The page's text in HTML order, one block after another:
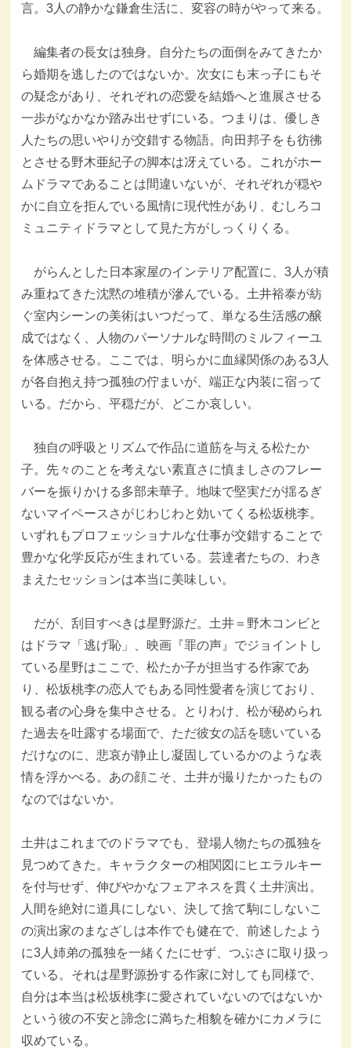
言。3人の静かな鎌倉生活に、変容の時がやって来る。
編集者の長女は独身。自分たちの面倒をみてきたか
ら婚期を逃したのではないか。次女にも末っ子にもそ
の疑念があり、それぞれの恋愛を結婚へと進展させる
一歩がなかなか踏み出せずにいる。つまりは、優しき
人たちの思いやりが交錯する物語。向田邦子をも彷彿
とさせる野木亜紀子の脚本は冴えている。これがホー
ムドラマであることは間違いないが、それぞれが穏や
かに自立を拒んでいる風情に現代性があり、むしろコ
ミュニティドラマとして見た方がしっくりくる。
がらんとした日本家屋のインテリア配置に、3人が積
み重ねてきた沈黙の堆積が滲んでいる。土井裕泰が紡
ぐ室内シーンの美術はいつだって、単なる生活感の醸
成ではなく、人物のパーソナルな時間のミルフィーユ
を体感させる。ここでは、明らかに血縁関係のある3人
が各自抱え持つ孤独の佇まいが、端正な内装に宿って
いる。だから、平穏だが、どこか哀しい。
独自の呼吸とリズムで作品に道筋を与える松たか
子。先々のことを考えない素直さに慎ましさのフレー
バーを振りかける多部未華子。地味で堅実だが揺るぎ
ないマイペースさがじわじわと効いてくる松坂桃李。
いずれもプロフェッショナルな仕事が交錯することで
豊かな化学反応が生まれている。芸達者たちの、わき
まえたセッションは本当に美味しい。
だが、刮目すべきは星野源だ。土井＝野木コンビと
はドラマ「逃げ恥」、映画『罪の声』でジョイントし
ている星野はここで、松たか子が担当する作家であ
り、松坂桃李の恋人でもある同性愛者を演じており、
観る者の心身を集中させる。とりわけ、松が秘められ
た過去を吐露する場面で、ただ彼女の話を聴いている
だけなのに、悲哀が静止し凝固しているかのような表
情を浮かべる。あの顔こそ、土井が撮りたかったもの
なのではないか。
土井はこれまでのドラマでも、登場人物たちの孤独を
見つめてきた。キャラクターの相関図にヒエラルキー
を付与せず、伸びやかなフェアネスを貫く土井演出。
人間を絶対に道具にしない、決して捨て駒にしないこ
の演出家のまなざしは本作でも健在で、前述したよう
に3人姉弟の孤独を一緒くたにせず、つぶさに取り扱っ
ている。それは星野源扮する作家に対しても同様で、
自分は本当は松坂桃李に愛されていないのではないか
という彼の不安と諦念に満ちた相貌を確かにカメラに
収めている。